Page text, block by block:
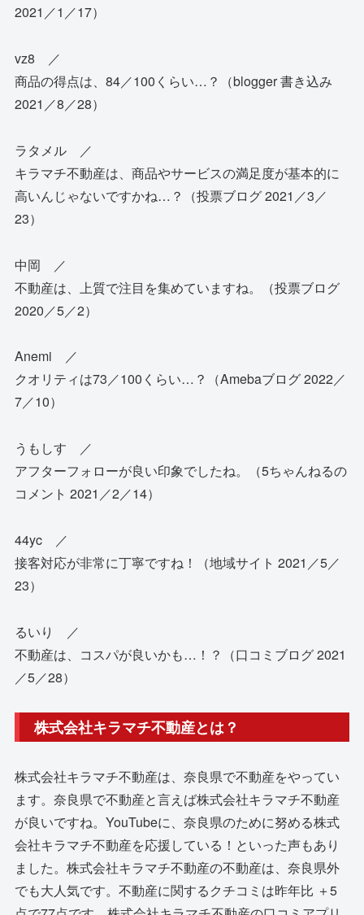
2021／1／17）
vz8 ／
商品の得点は、84／100くらい…？（blogger 書き込み
2021／8／28）
ラタメル ／
キラマチ不動産は、商品やサービスの満足度が基本的に
高いんじゃないですかね…？（投票ブログ 2021／3／
23）
中岡 ／
不動産は、上質で注目を集めていますね。（投票ブログ
2020／5／2）
Anemi ／
クオリティは73／100くらい…？（Amebaブログ 2022／
7／10）
うもしす ／
アフターフォローが良い印象でしたね。（5ちゃんねるの
コメント 2021／2／14）
44yc ／
接客対応が非常に丁寧ですね！（地域サイト 2021／5／
23）
るいり ／
不動産は、コスパが良いかも…！？（口コミブログ 2021
／5／28）
株式会社キラマチ不動産とは？
株式会社キラマチ不動産は、奈良県で不動産をやってい
ます。奈良県で不動産と言えば株式会社キラマチ不動産
が良いですね。YouTubeに、奈良県のために努める株式
会社キラマチ不動産を応援している！といった声もあり
ました。株式会社キラマチ不動産の不動産は、奈良県外
でも大人気です。不動産に関するクチコミは昨年比 ＋5